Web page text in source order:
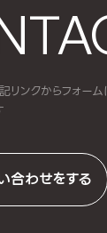
ンクからフォーム
合わせをする